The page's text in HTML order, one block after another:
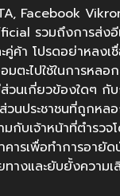
Facebook
รวมถึงการส่งอี
ค้า โปรดอย่าหลงเ
มตะไปใช้ในการหลอ
วนเกี่ยวข้องใดๆ กับ
นประชาชนที่ถูกหลอ
มกับเจ้าหน้าที่ตำรวจ
คารเพื่อทำการอา
ทางและยับยั้งความ